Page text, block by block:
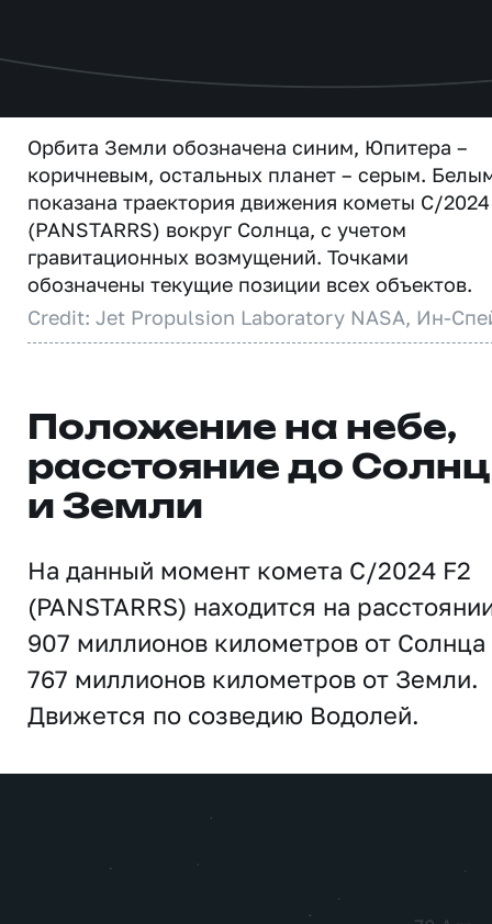
Орбита Земли обозначена синим, Юпитера –
коричневым, остальных планет – серым.
показана траектория движения кометы C/
(PANSTARRS) вокруг Солнца, с учетом
гравитационных возмущений. Точками
обозначены текущие позиции всех объектов.
Credit: Jet Propulsion Laboratory NASA, Ин-
Положение на небе,
расстояние до
и Земли
На данный момент комета C/2024 F2
(PANSTARRS) находится на
907 миллионов километров от Солнца
767 миллионов километров от Земли.
Движется по созведию Водолей.